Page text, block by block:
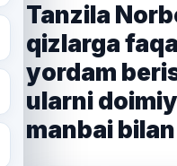
Tanzila
qizlarga
yordam
ularni
manbai